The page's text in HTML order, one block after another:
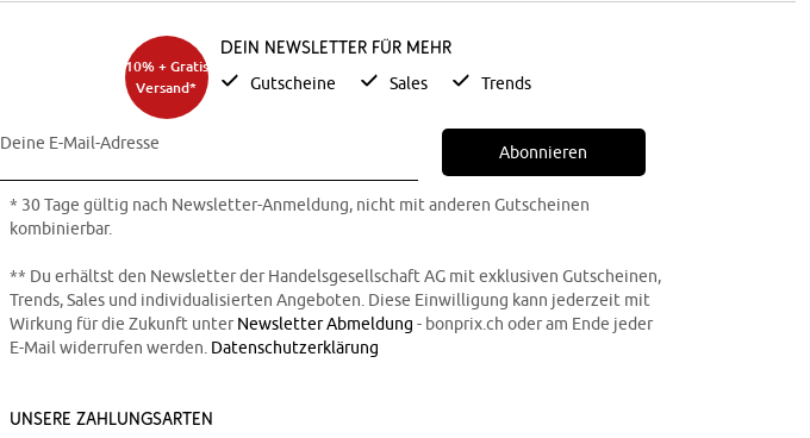
10% + Gratis
Versand*
Dein Newsletter für mehr
Gutscheine Sales Trends
Deine E-Mail-Adresse Abonnieren
* 30 Tage gültig nach Newsletter-Anmeldung, nicht mit anderen Gutscheinen
kombinierbar.
** Du erhältst den Newsletter der Handelsgesellschaft AG mit exklusiven Gutscheinen,
Trends, Sales und individualisierten Angeboten. Diese Einwilligung kann jederzeit mit
Wirkung für die Zukunft unterNewsletter Abmeldung - bonprix.ch oder am Ende jeder
E-Mail widerrufen werden. Datenschutzerklärung
Unsere Zahlungsarten